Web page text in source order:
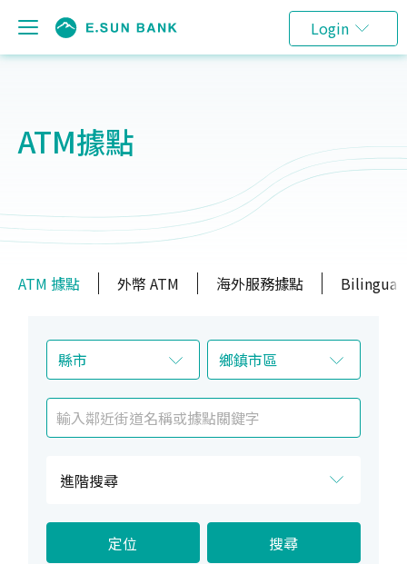
Login
ATM據點
ATM 據點 外幣 ATM 海外服務據點 Bilingual
進階搜尋
提 臺幣提款 無 無卡提款
外幣提款 臺幣存款
定位 搜尋